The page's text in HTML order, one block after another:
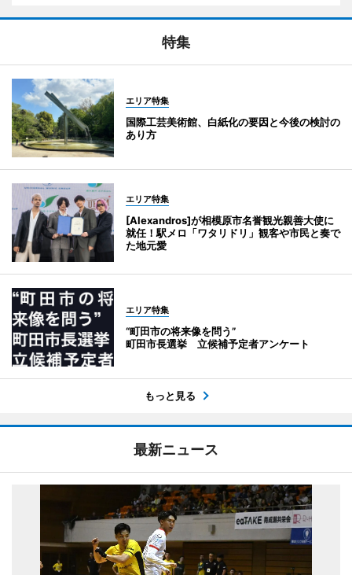
特集
エリア特集
国際工芸美術館、白紙化の要因と今後の検討の
あり方
エリア特集
[Alexandros]が相模原市名誉観光親善大使に
就任！駅メロ「ワタリドリ」観客や市民と奏で
た地元愛
エリア特集
“町田市の将来像を問う”
町田市長選挙 立候補予定者アンケート
もっと見る
最新ニュース